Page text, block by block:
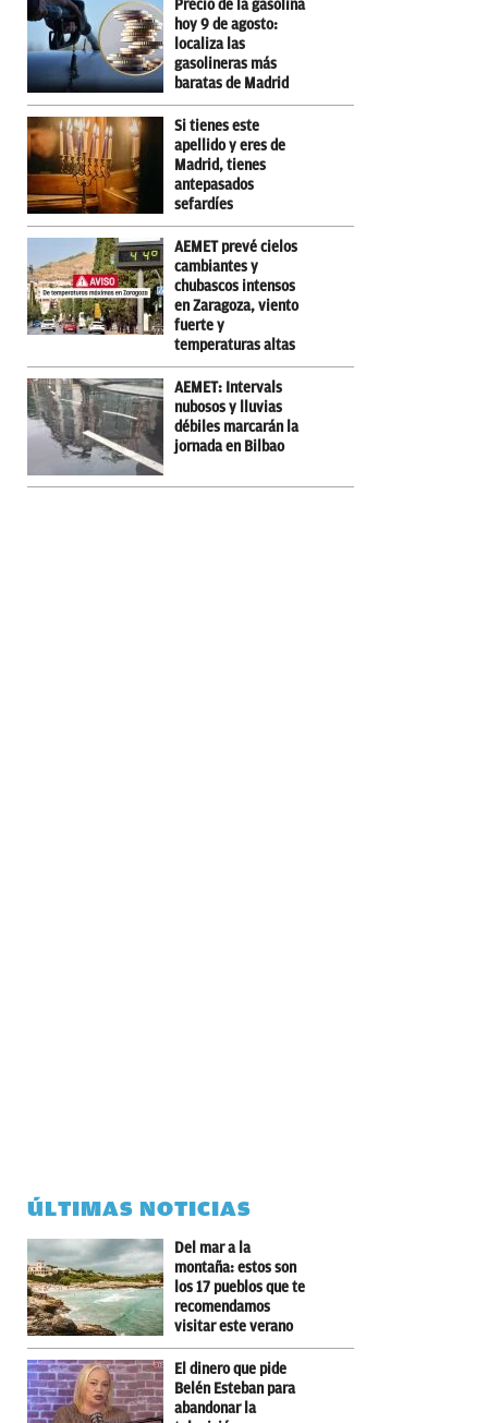
Precio de la gasolina
hoy 9 de agosto:
localiza las
gasolineras más
baratas de Madrid
Si tienes este
apellido y eres de
Madrid, tienes
antepasados
sefardíes
AEMET prevé cielos
cambiantes y
chubascos intensos
en Zaragoza, viento
fuerte y
temperaturas altas
AEMET: Intervals
nubosos y lluvias
débiles marcarán la
jornada en Bilbao
ÚLTIMAS NOTICIAS
Del mar a la
montaña: estos son
los 17 pueblos que te
recomendamos
visitar este verano
El dinero que pide
Belén Esteban para
abandonar la